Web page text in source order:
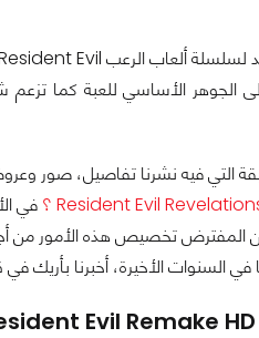
التي فيه نشرنا تفاصيل، صور
في
المفترض تخصيص هذه الأمور من